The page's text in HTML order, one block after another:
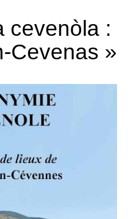
cevenòla :
Cevenas »